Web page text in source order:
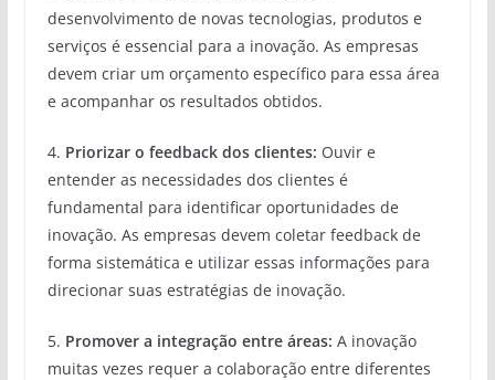
desenvolvimento de novas tecnologias, produtos e
serviços é essencial para a inovação. As empresas
devem criar um orçamento específico para essa área
e acompanhar os resultados obtidos.
4. Priorizar o feedback dos clientes: Ouvir e
entender as necessidades dos clientes é
fundamental para identificar oportunidades de
inovação. As empresas devem coletar feedback de
forma sistemática e utilizar essas informações para
direcionar suas estratégias de inovação.
5. Promover a integração entre áreas: A inovação
muitas vezes requer a colaboração entre diferentes